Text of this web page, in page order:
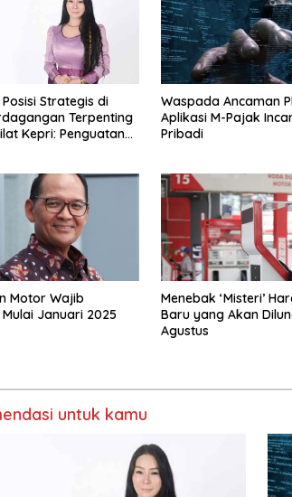
Strategis di
Terpenting
Kepri: Penguatan
Waspada Ancaman
Aplikasi M-Pajak
Pribadi
Motor Wajib
Januari 2025
Menebak ‘Misteri’
Baru yang Akan
Agustus
untuk kamu